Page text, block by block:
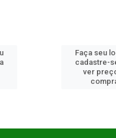
Faça seu login ou
cadastre-se para